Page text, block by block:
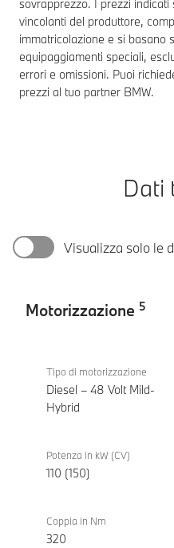
sovrapprezzo. I prezzi
vincolanti del produttore,
immatricolazione e si basano
equipaggiamenti speciali,
errori e omissioni. Puoi
prezzi al tuo partner BMW.
Dati
Visualizza solo le
Motorizzazione 5
318d
Berlina
Tipo di motorizzazione
Diesel – 48 Volt Mild-
Hybrid
Potenza in kW (CV)
110 (150)
Coppia in Nm
320